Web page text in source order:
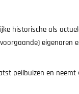
historische als
eigenaren
peilbuizen en